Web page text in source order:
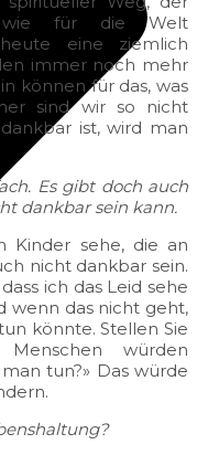
wie für die Welt
eine ziemlich
immer noch mehr
können für das, was
sind wir so nicht
ist, wird man
Es gibt doch auch
dankbar sein kann.
Kinder sehe, die an
nicht dankbar sein.
ich das Leid sehe
wenn das nicht geht,
könnte. Stellen Sie
würden
tun?» Das würde